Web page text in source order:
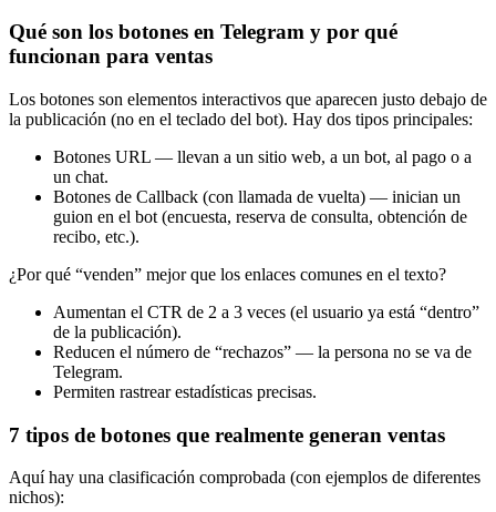
Qué son los botones en Telegram y por qué
funcionan para ventas
Los botones son elementos interactivos que aparecen justo debajo de
la publicación (no en el teclado del bot). Hay dos tipos principales:
Botones URL — llevan a un sitio web, a un bot, al pago o a
un chat.
Botones de Callback (con llamada de vuelta) — inician un
guion en el bot (encuesta, reserva de consulta, obtención de
recibo, etc.).
¿Por qué “venden” mejor que los enlaces comunes en el texto?
Aumentan el CTR de 2 a 3 veces (el usuario ya está “dentro”
de la publicación).
Reducen el número de “rechazos” — la persona no se va de
Telegram.
Permiten rastrear estadísticas precisas.
7 tipos de botones que realmente generan ventas
Aquí hay una clasificación comprobada (con ejemplos de diferentes
nichos):